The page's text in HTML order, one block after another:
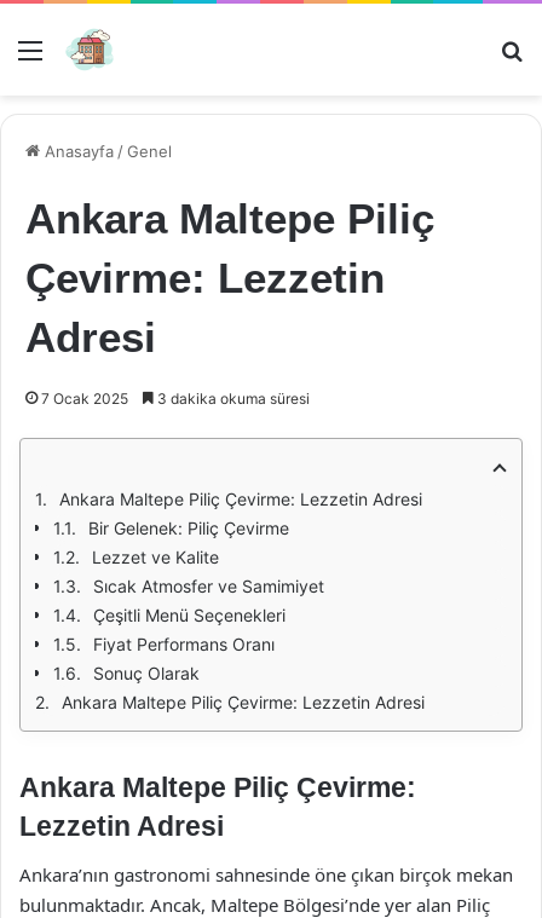
Menü
Anasayfa /Genel
Ankara Maltepe Piliç
Çevirme: Lezzetin
Adresi
7 Ocak 2025 3 dakika okuma süresi
Ankara Maltepe Piliç Çevirme: Lezzetin Adresi
Bir Gelenek: Piliç Çevirme
Lezzet ve Kalite
Sıcak Atmosfer ve Samimiyet
Çeşitli Menü Seçenekleri
Fiyat Performans Oranı
Sonuç Olarak
Ankara Maltepe Piliç Çevirme: Lezzetin Adresi
Ankara Maltepe Piliç Çevirme:
Lezzetin Adresi
Ankara’nın gastronomi sahnesinde öne çıkan birçok mekan
bulunmaktadır. Ancak, Maltepe Bölgesi’nde yer alan Piliç